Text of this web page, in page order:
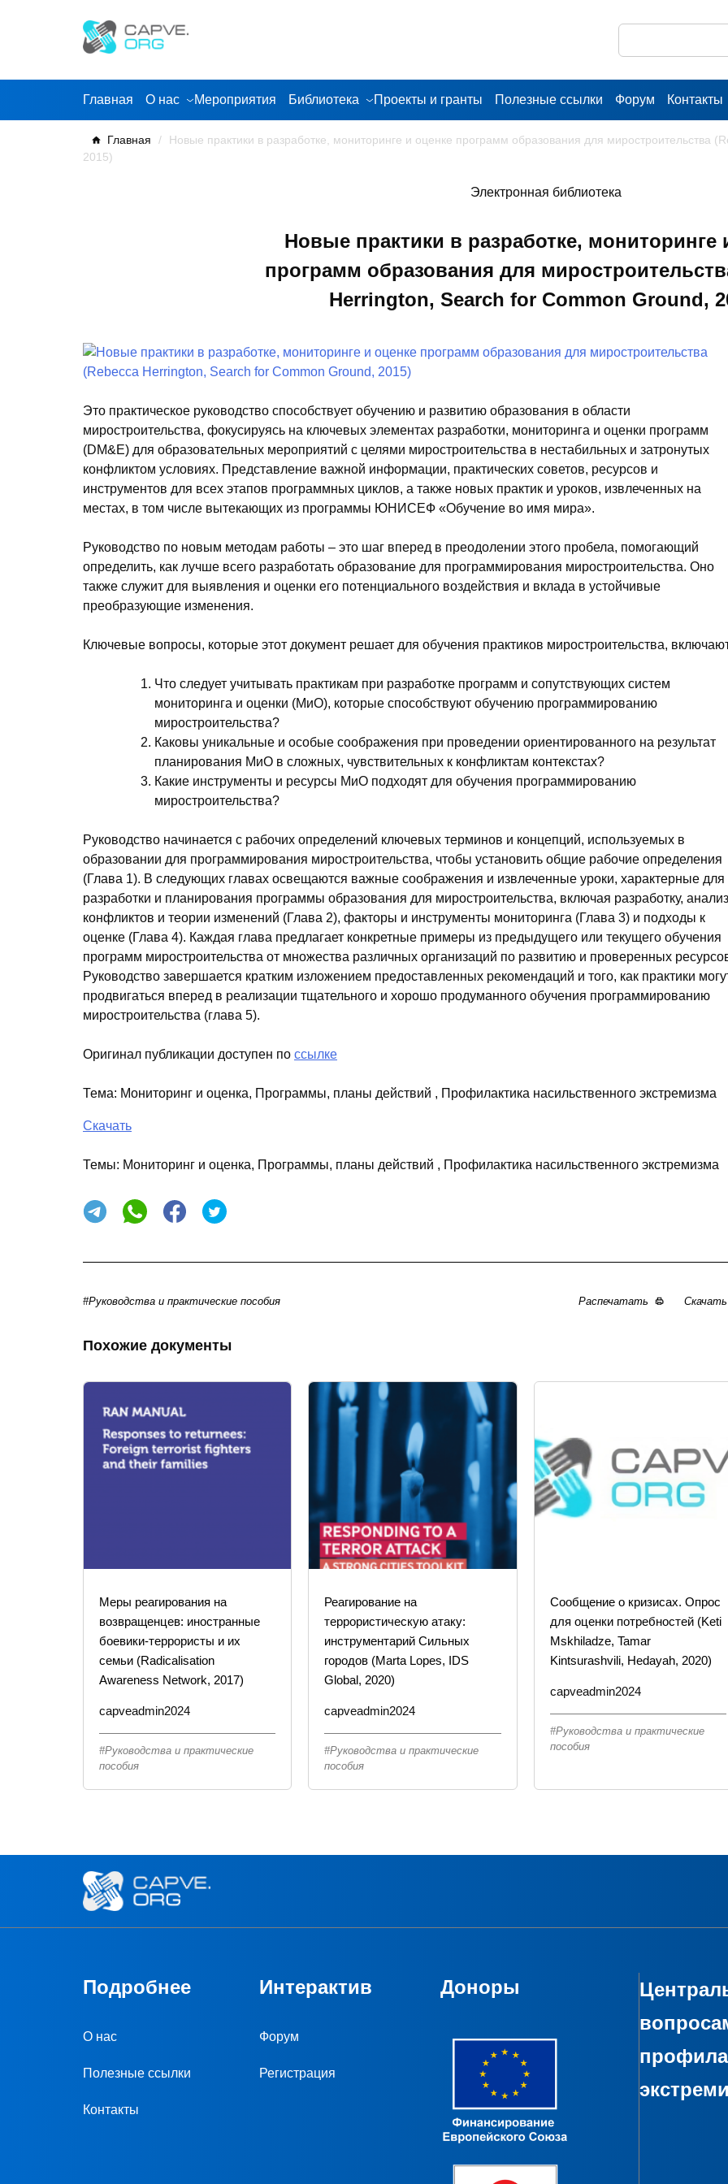
Главная О нас Мероприятия Библиотека Проекты и гранты Полезные ссылки Форум Контакты
Главная /
Новые практики в разработке, мониторинге и оценке программ образования для миростроительства
2015)
Электронная библиотека
Новые практики в разработке, мониторинге
программ образования для
Herrington, Search for Common Ground,
Это практическое руководство способствует обучению и развитию образования в области
миростроительства, фокусируясь на ключевых элементах разработки, мониторинга и оценки программ
(DM&E) для образовательных мероприятий с целями миростроительства в нестабильных и затронутых
конфликтом условиях. Представление важной информации, практических советов, ресурсов и
инструментов для всех этапов программных циклов, а также новых практик и уроков, извлеченных на
местах, в том числе вытекающих из программы ЮНИСЕФ «Обучение во имя мира».
Руководство по новым методам работы – это шаг вперед в преодолении этого пробела, помогающий
определить, как лучше всего разработать образование для программирования миростроительства. Оно
также служит для выявления и оценки его потенциального воздействия и вклада в устойчивые
преобразующие изменения.
Ключевые вопросы, которые этот документ решает для обучения практиков миростроительства,
Что следует учитывать практикам при разработке программ и сопутствующих систем
мониторинга и оценки (МиО), которые способствуют обучению программированию
миростроительства?
Каковы уникальные и особые соображения при проведении ориентированного на результат
планирования МиО в сложных, чувствительных к конфликтам контекстах?
Какие инструменты и ресурсы МиО подходят для обучения программированию
миростроительства?
Руководство начинается с рабочих определений ключевых терминов и концепций, используемых в
образовании для программирования миростроительства, чтобы установить общие рабочие определения
(Глава 1). В следующих главах освещаются важные соображения и извлеченные уроки, характерные для
разработки и планирования программы образования для миростроительства, включая разработку, анализ
конфликтов и теории изменений (Глава 2), факторы и инструменты мониторинга (Глава 3) и подходы к
оценке (Глава 4). Каждая глава предлагает конкретные примеры из предыдущего или текущего обучения
программ миростроительства от множества различных организаций по развитию и проверенных
Руководство завершается кратким изложением предоставленных рекомендаций и того, как практики
продвигаться вперед в реализации тщательного и хорошо продуманного обучения программированию
миростроительства (глава 5).
Оригинал публикации доступен по ссылке
Тема: Мониторинг и оценка, Программы, планы действий , Профилактика насильственного экстремизма
Скачать
Темы: Мониторинг и оценка, Программы, планы действий , Профилактика насильственного экстремизма
#Руководства и практические пособия Распечатать
Похожие документы
Меры реагирования на
возвращенцев: иностранные
боевики-террористы и их
семьи (Radicalisation
Awareness Network, 2017)
capveadmin2024
Руководства и практические
пособия
Реагирование на
террористическую атаку:
инструментарий Сильных
городов (Marta Lopes, IDS
Global, 2020)
capveadmin2024
Руководства и практические
пособия
Сообщение о кризисах. Опрос
для оценки потребностей (Keti
Mskhiladze, Tamar
Kintsurashvili, Hedayah, 2020)
capveadmin2024
Руководства и практические
пособия
Подробнее
О нас
Полезные ссылки
Контакты
Интерактив
Форум
Регистрация
Доноры